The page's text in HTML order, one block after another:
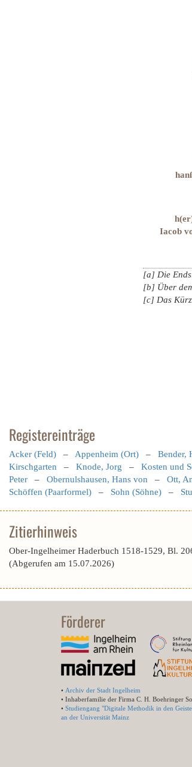
Iacob
[a] Die
[b] Über
[c] Das
Registereinträge
Acker (Feld) – Appenheim (Ort) – Bender,
Kirschgarten – Knode, Jorg – Kosten und
Peter – Obernulshausen, Hans von – Ott,
Schöffen (Paarformel) – Sohn (Söhne) –
Zitierhinweis
Ober-Ingelheimer Haderbuch 1518-1529, Bl.
(Abgerufen am 15.07.2026)
Förderer
• Archiv der Stadt Ingelheim
• Inhaberfamilie der Firma C. H. Boehringer
• Studiengang "Digitale Methodik in den
an der Universität Mainz